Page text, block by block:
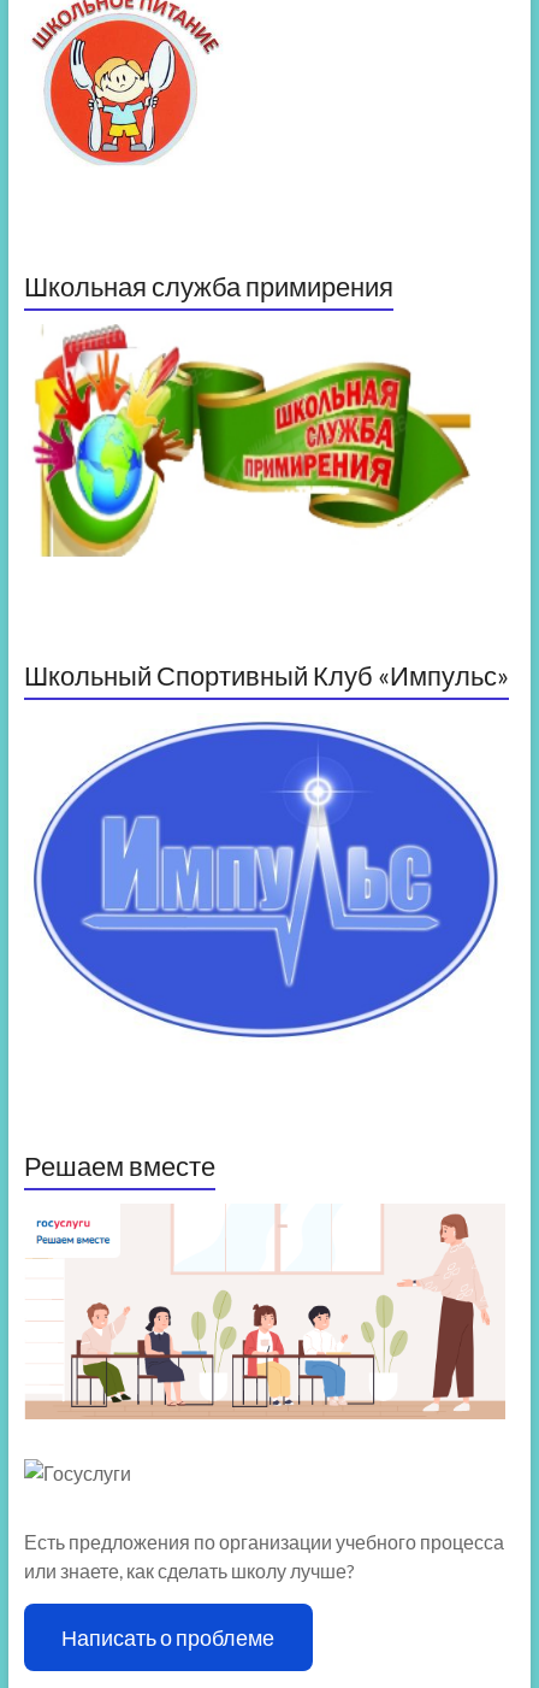
Школьная служба примирения
Школьный Спортивный Клуб «Импульс»
Решаем вместе
Есть предложения по организации учебного процесса
или знаете, как сделать школу лучше?
Написать о проблеме